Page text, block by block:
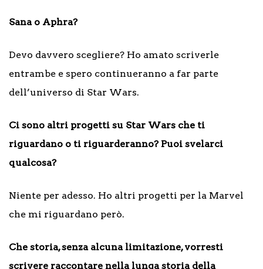
Sana o Aphra?
Devo davvero scegliere? Ho amato scriverle
entrambe e spero continueranno a far parte
dell’universo di Star Wars.
Ci sono altri progetti su Star Wars che ti
riguardano o ti riguarderanno? Puoi svelarci
qualcosa?
Niente per adesso. Ho altri progetti per la Marvel
che mi riguardano però.
Che storia, senza alcuna limitazione, vorresti
scrivere raccontare nella lunga storia della